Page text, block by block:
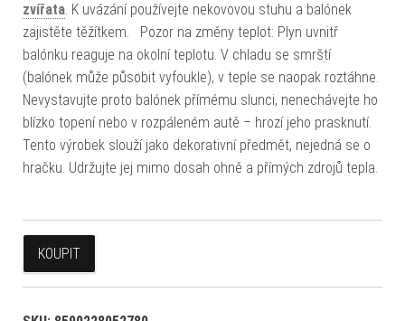
zvířata. K uvázání používejte nekovovou stuhu a balónek
zajistěte těžítkem. Pozor na změny teplot: Plyn uvnitř
balónku reaguje na okolní teplotu. V chladu se smrští
(balónek může působit vyfoukle), v teple se naopak roztáhne.
Nevystavujte proto balónek přímému slunci, nenechávejte ho
blízko topení nebo v rozpáleném autě – hrozí jeho prasknutí.
Tento výrobek slouží jako dekorativní předmět, nejedná se o
hračku. Udržujte jej mimo dosah ohně a přímých zdrojů tepla.
KOUPIT